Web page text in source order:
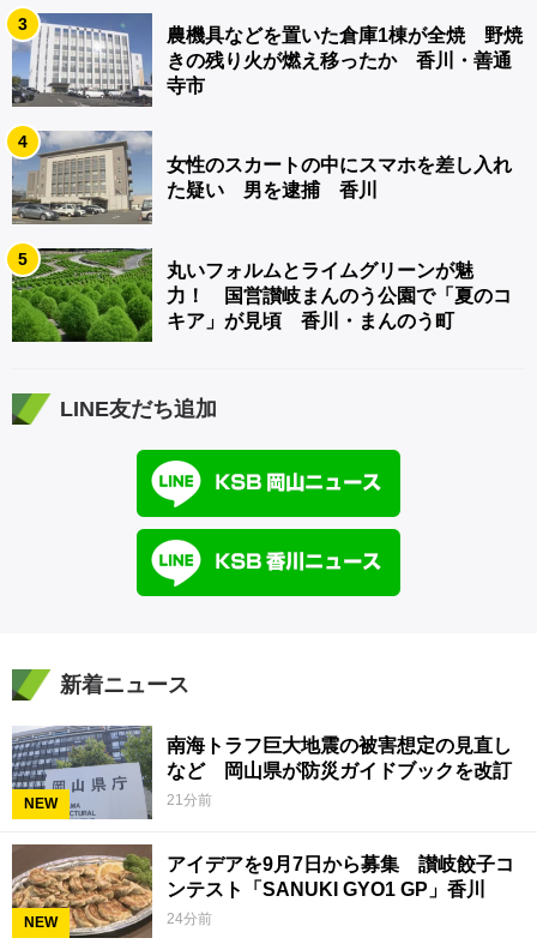
3
農機具などを置いた倉庫1棟が全焼 野焼
きの残り火が燃え移ったか 香川・善通
寺市
4
女性のスカートの中にスマホを差し入れ
た疑い 男を逮捕 香川
5
丸いフォルムとライムグリーンが魅
力！ 国営讃岐まんのう公園で「夏のコ
キア」が見頃 香川・まんのう町
LINE友だち追加
新着ニュース
NEW
南海トラフ巨大地震の被害想定の見直し
など 岡山県が防災ガイドブックを改訂
21分前
NEW
アイデアを9月7日から募集 讃岐餃子コ
ンテスト「SANUKI GYO1 GP」香川
24分前